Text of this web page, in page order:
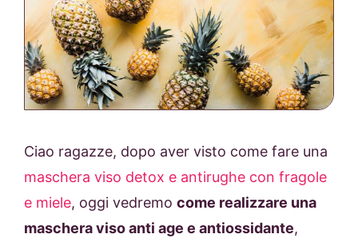
Ciao ragazze, dopo aver visto come fare una
maschera viso detox e antirughe con fragole
e miele, oggi vedremo come realizzare una
maschera viso anti age e antiossidante,